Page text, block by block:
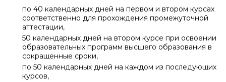
по 40 календарных дней на первом и втором курсах
соответственно для прохождения промежуточной
аттестации,
50 календарных дней на втором курсе при освоении
образовательных программ высшего образования в
сокращенные сроки,
по 50 календарных дней на каждом из последующих
курсов,